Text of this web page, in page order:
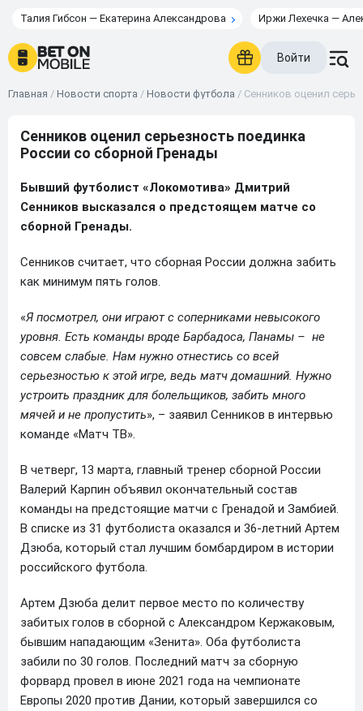
Талия Гибсон — Екатерина Александрова Иржи Лехечка —
Войти
Главная / Новости спорта / Новости футбола / Сенников оценил
Сенников оценил серьезность поединка
России со сборной Гренады
Бывший футболист «Локомотива» Дмитрий
Сенников высказался о предстоящем матче со
сборной Гренады.
Сенников считает, что сборная России должна забить
как минимум пять голов.
«Я посмотрел, они играют с соперниками невысокого
уровня. Есть команды вроде Барбадоса, Панамы – не
совсем слабые. Нам нужно отнестись со всей
серьезностью к этой игре, ведь матч домашний. Нужно
устроить праздник для болельщиков, забить много
мячей и не пропустить», – заявил Сенников в интервью
команде «Матч ТВ».
В четверг, 13 марта, главный тренер сборной России
Валерий Карпин объявил окончательный состав
команды на предстоящие матчи с Гренадой и Замбией.
В списке из 31 футболиста оказался и 36-летний Артем
Дзюба, который стал лучшим бомбардиром в истории
российского футбола.
Артем Дзюба делит первое место по количеству
забитых голов в сборной с Александром Кержаковым,
бывшим нападающим «Зенита». Оба футболиста
забили по 30 голов. Последний матч за сборную
форвард провел в июне 2021 года на чемпионате
Европы 2020 против Дании, который завершился со